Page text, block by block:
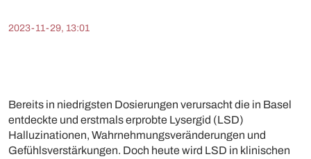
2023-11-29, 13:01
Bereits in niedrigsten Dosierungen verursacht die in Basel
entdeckte und erstmals erprobte Lysergid (LSD)
Halluzinationen, Wahrnehmungsveränderungen und
Gefühlsverstärkungen. Doch heute wird LSD in klinischen